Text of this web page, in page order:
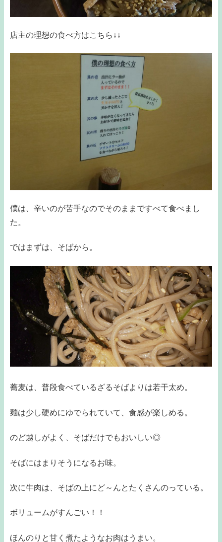
店主の理想の食べ方はこちら↓↓
僕は、辛いのが苦手なのでそのままですべて食べまし
た。
ではまずは、そばから。
蕎麦は、普段食べているざるそばよりは若干太め。
麺は少し硬めにゆでられていて、食感が楽しめる。
のど越しがよく、そばだけでもおいしい◎
そばにはまりそうになるお味。
次に牛肉は、そばの上にど～んとたくさんのっている。
ボリュームがすんごい！！
ほんのりと甘く煮たようなお肉はうまい。